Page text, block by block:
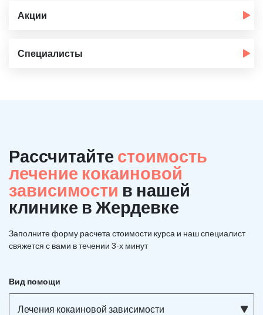
Акции
Специалисты
Рассчитайте стоимость
лечение кокаиновой
зависимости в нашей
клинике в Жердевке
Заполните форму расчета стоимости курса и наш специалист
свяжется с вами в течении 3-х минут
Вид помощи
Лечения кокаиновой зависимости